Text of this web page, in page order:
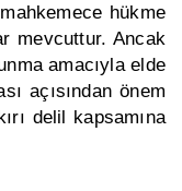
hükme
mevcuttur. Ancak
amacıyla elde
açısından önem
delil kapsamına